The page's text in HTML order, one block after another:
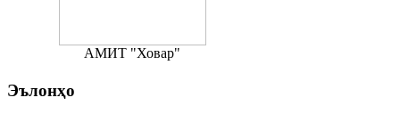
АМИТ "Ховар"
Эълонҳо